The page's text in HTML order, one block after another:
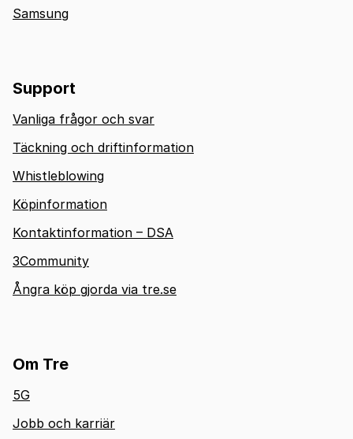
Samsung
Support
Vanliga frågor och svar
Täckning och driftinformation
Whistleblowing
Köpinformation
Kontaktinformation – DSA
3Community
Ångra köp gjorda via tre.se
Om Tre
5G
Jobb och karriär